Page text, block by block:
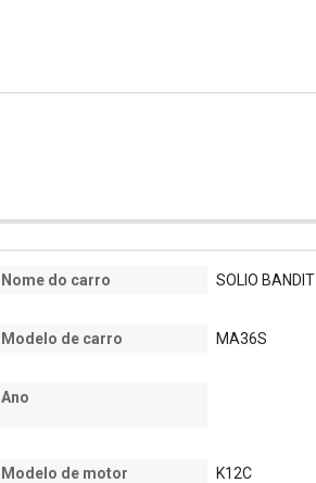
Nome do carro SOLIO BANDIT
Modelo de carro MA36S
Ano
Modelo de motor K12C